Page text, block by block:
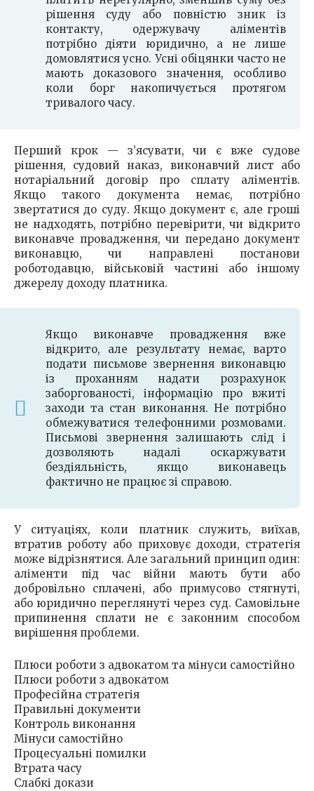
рішення суду або повністю зник із
контакту, одержувачу аліментів
потрібно діяти юридично, а не лише
домовлятися усно. Усні обіцянки часто не
мають доказового значення, особливо
коли борг накопичується протягом
тривалого часу.
Перший крок — з’ясувати, чи є вже судове
рішення, судовий наказ, виконавчий лист або
нотаріальний договір про сплату аліментів.
Якщо такого документа немає, потрібно
звертатися до суду. Якщо документ є, але гроші
не надходять, потрібно перевірити, чи відкрито
виконавче провадження, чи передано документ
виконавцю, чи направлені постанови
роботодавцю, військовій частині або іншому
джерелу доходу платника.
Якщо виконавче провадження вже
відкрито, але результату немає, варто
подати письмове звернення виконавцю
із проханням надати розрахунок
заборгованості, інформацію про вжиті
заходи та стан виконання. Не потрібно
обмежуватися телефонними розмовами.
Письмові звернення залишають слід і
дозволяють надалі оскаржувати
бездіяльність, якщо виконавець
фактично не працює зі справою.
У ситуаціях, коли платник служить, виїхав,
втратив роботу або приховує доходи, стратегія
може відрізнятися. Але загальний принцип один:
аліменти під час війни мають бути або
добровільно сплачені, або примусово стягнуті,
або юридично переглянуті через суд. Самовільне
припинення сплати не є законним способом
вирішення проблеми.
Плюси роботи з адвокатом та мінуси самостійно
Плюси роботи з адвокатом
Професійна стратегія
Правильні документи
Контроль виконання
Мінуси самостійно
Процесуальні помилки
Втрата часу
Слабкі докази